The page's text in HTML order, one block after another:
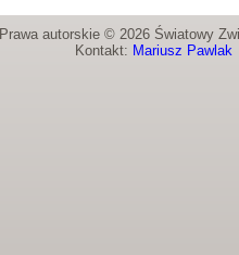
Prawa autorskie © 2026 Światowy
Kontakt: Mariusz Pawlak